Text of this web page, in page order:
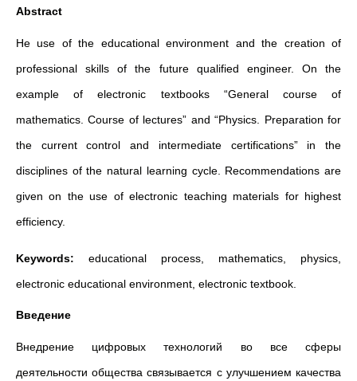
Abstract
Нe use of the educational environment and the creation of
professional skills of the future qualified engineer. On the
example of electronic textbooks “General course of
mathematics. Course of lectures” and “Physics. Preparation for
the current control and intermediate certifications” in the
disciplines of the natural learning cycle. Recommendations are
given on the use of electronic teaching materials for highest
efficiency.
Keywords: educational process, mathematics, physics,
electronic educational environment, electronic textbook.
Введение
Внедрение цифровых технологий во все сферы
деятельности общества связывается с улучшением качества